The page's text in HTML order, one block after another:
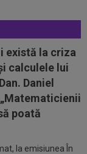
există la criza
calculele lui
Daniel
poată
la emisiunea În
pe